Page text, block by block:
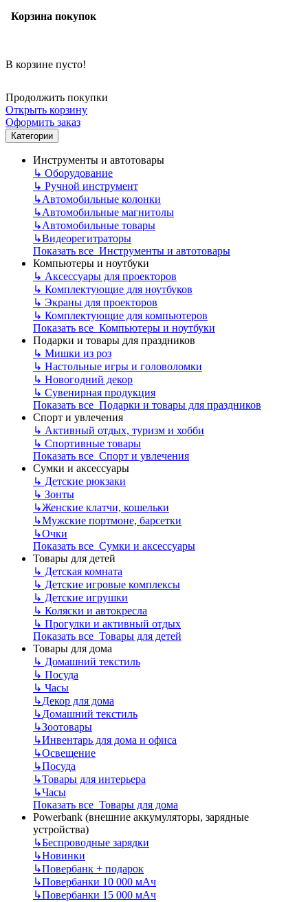
Корзина покупок
В корзине пусто!
Продолжить покупки
Открыть корзину
Оформить заказ
Категории
Инструменты и автотовары
↳ Оборудование
↳ Ручной инструмент
↳Автомобильные колонки
↳Автомобильные магнитолы
↳Автомобильные товары
↳Видеорегитраторы
Показать все Инструменты и автотовары
Компьютеры и ноутбуки
↳ Аксессуары для проекторов
↳ Комплектующие для ноутбуков
↳ Экраны для проекторов
↳ Комплектующие для компьютеров
Показать все Компьютеры и ноутбуки
Подарки и товары для праздников
↳ Мишки из роз
↳ Настольные игры и головоломки
↳ Новогодний декор
↳ Сувенирная продукция
Показать все Подарки и товары для праздников
Спорт и увлечения
↳ Активный отдых, туризм и хобби
↳ Спортивные товары
Показать все Спорт и увлечения
Сумки и аксессуары
↳ Детские рюкзаки
↳ Зонты
↳Женские клатчи, кошельки
↳Мужские портмоне, барсетки
↳Очки
Показать все Сумки и аксессуары
Товары для детей
↳ Детская комната
↳ Детские игровые комплексы
↳ Детские игрушки
↳ Коляски и автокресла
↳ Прогулки и активный отдых
Показать все Товары для детей
Товары для дома
↳ Домашний текстиль
↳ Посуда
↳ Часы
↳Декор для дома
↳Домашний текстиль
↳Зоотовары
↳Инвентарь для дома и офиса
↳Освещение
↳Посуда
↳Товары для интерьера
↳Часы
Показать все Товары для дома
Powerbank (внешние аккумуляторы, зарядные
устройства)
↳Беспроводные зарядки
↳Новинки
↳Повербанк + подарок
↳Повербанки 10 000 мАч
↳Повербанки 15 000 мАч